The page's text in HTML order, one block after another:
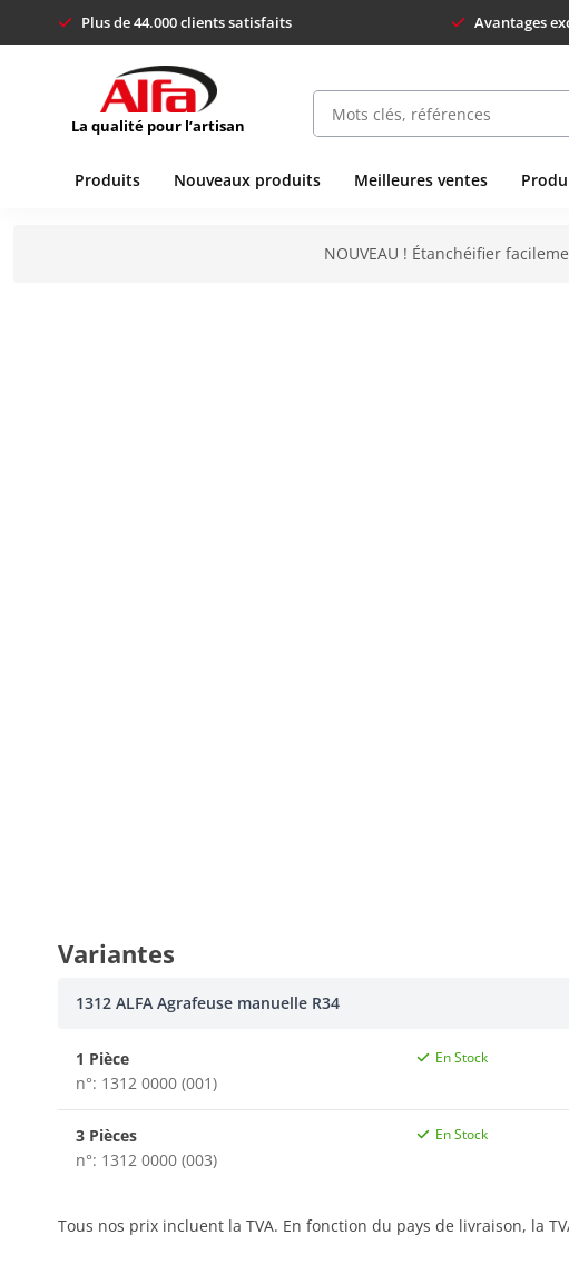
Plus de 44.000 clients satisfaits Avantages
La qualité pour l’artisan
Produits Nouveaux produits Meilleures ventes
NOUVEAU ! Étanchéifier
Variantes
1312 ALFA Agrafeuse manuelle R34
1 Pièce
n°: 1312 0000 (001)
En Stock
3 Pièces
n°: 1312 0000 (003)
En Stock
Tous nos prix incluent la TVA. En fonction du pays de livraison, la